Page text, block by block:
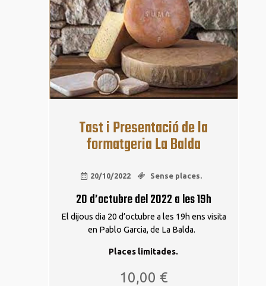
Tast i Presentació de la
formatgeria La Balda
20/10/2022 Sense places.
20 d’octubre del 2022 a les 19h
El dijous dia 20 d’octubre a les 19h ens visita
en Pablo Garcia, de La Balda.
Places limitades.
10,00 €